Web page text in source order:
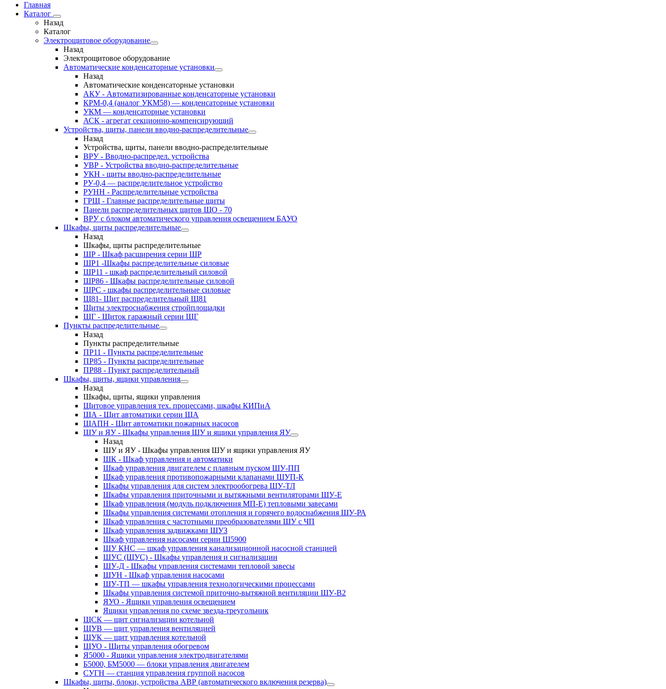
Главная
Каталог
Назад
Каталог
Электрощитовое оборудование
Назад
Электрощитовое оборудование
Автоматические конденсаторные установки
Назад
Автоматические конденсаторные установки
АКУ - Автоматизированные конденсаторные установки
КРМ-0,4 (аналог УКМ58) — конденсаторные установки
УКМ — конденсаторные установки
АСК - агрегат секционно-компенсирующий
Устройства, щиты, панели вводно-распределительные
Назад
Устройства, щиты, панели вводно-распределительные
ВРУ - Вводно-распредел. устройства
УВР - Устройства вводно-распределительные
УКН - щиты вводно-распределительные
РУ-0,4 — распределительное устройство
РУНН - Распределительные устройства
ГРЩ - Главные распределительные щиты
Панели распределительных щитов ЩО - 70
ВРУ с блоком автоматического управления освещением БАУО
Шкафы, щиты распределительные
Назад
Шкафы, щиты распределительные
ШР - Шкаф расширения серии ШР
ШР1 -Шкафы распределительные силовые
ШР11 - шкаф распределительный силовой
ШР86 - Шкафы распределительные силовой
ШРС - шкафы распределительные силовые
Щ81- Щит распределительный Щ81
Щиты электроснабжения стройплощадки
ЩГ - Щиток гаражный серии ЩГ
Пункты распределительные
Назад
Пункты распределительные
ПР11 - Пункты распределительные
ПР85 - Пункты распределительные
ПР88 - Пункт распределительный
Шкафы, щиты, ящики управления
Назад
Шкафы, щиты, ящики управления
Щитовое управления тех. процессами, шкафы КИПиА
ЩА - Щит автоматики серии ЩА
ЩАПН - Щит автоматики пожарных насосов
ШУ и ЯУ - Шкафы управления ШУ и ящики управления ЯУ
Назад
ШУ и ЯУ - Шкафы управления ШУ и ящики управления ЯУ
ШК - Шкаф управления и автоматики
Шкаф управления двигателем с плавным пуском ШУ-ПП
Шкаф управления противопожарными клапанами ШУП-К
Шкафы управления для систем электрообогрева ШУ-ТЛ
Шкафы управления приточными и вытяжными вентиляторами ШУ-Е
Шкаф управления (модуль подключения МП-Е) тепловыми завесами
Шкафы управления системами отопления и горячего водоснабжения ШУ-РА
Шкаф управления с частотными преобразователями ШУ с ЧП
Шкаф управления задвижками ШУЗ
Шкаф управления насосами серии Ш5900
ШУ КНС — шкаф управления канализационной насосной станцией
ШУС (ЩУС) - Шкафы управления и сигнализации
ШУ-Д - Шкафы управления системами тепловой завесы
ШУН - Шкаф управления насосами
ШУ-ТП — шкафы управления технологическими процессами
Шкафы управления системой приточно-вытяжной вентиляции ШУ-В2
ЯУО - Ящики управления освещением
Ящики управления по схеме звезда-треугольник
ЩСК — щит сигнализации котельной
ЩУВ — щит управления вентиляцией
ЩУК — щит управления котельной
ЩУО - Щиты управления обогревом
Я5000 - Ящики управления электродвигателями
Б5000, БМ5000 — блоки управления двигателем
СУГН — станция управления группой насосов
Шкафы, щиты, блоки, устройства АВР (автоматического включения резерва)